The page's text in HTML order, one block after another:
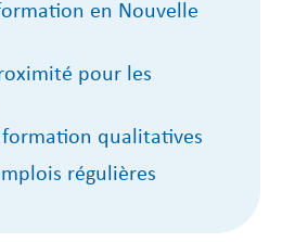
en Nouvelle
pour les
formation qualitatives
régulières